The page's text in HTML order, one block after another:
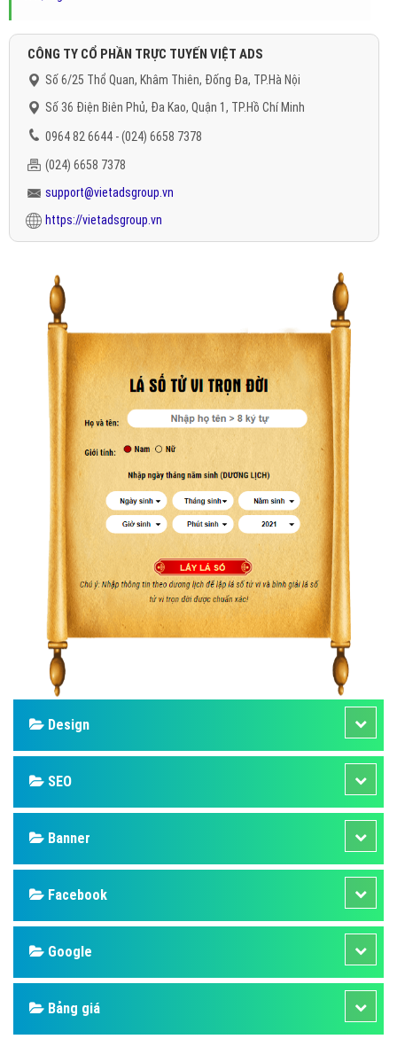
CÔNG TY CỔ PHẦN TRỰC TUYẾN VIỆT ADS
Số 6/25 Thổ Quan, Khâm Thiên, Đống Đa, TP.Hà Nội
Số 36 Điện Biên Phủ, Đa Kao, Quận 1, TP.Hồ Chí Minh
0964 82 6644 - (024) 6658 7378
(024) 6658 7378
support@vietadsgroup.vn
https://vietadsgroup.vn
Design
SEO
Banner
Facebook
Google
Bảng giá